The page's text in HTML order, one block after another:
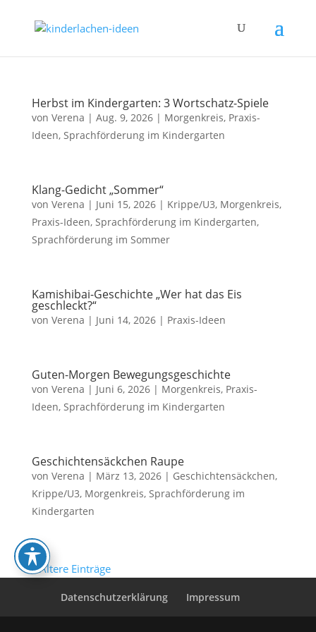
Herbst im Kindergarten: 3 Wortschatz-Spiele
von Verena | Aug. 9, 2026| Morgenkreis, Praxis-
Ideen, Sprachförderung im Kindergarten
Klang-Gedicht „Sommer“
von Verena | Juni 15, 2026| Krippe/U3, Morgenkreis,
Praxis-Ideen, Sprachförderung im Kindergarten,
Sprachförderung im Sommer
Kamishibai-Geschichte „Wer hat das Eis
geschleckt?“
von Verena | Juni 14, 2026| Praxis-Ideen
Guten-Morgen Bewegungsgeschichte
von Verena | Juni 6, 2026| Morgenkreis, Praxis-
Ideen, Sprachförderung im Kindergarten
Geschichtensäckchen Raupe
von Verena | März 13, 2026| Geschichtensäckchen,
Krippe/U3, Morgenkreis, Sprachförderung im
Kindergarten
« Ältere Einträge
Datenschutzerklärung Impressum